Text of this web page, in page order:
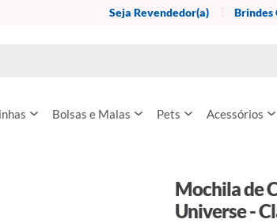
Seja Revendedor(a) Brindes
Bolsas e Malas Pets Acessórios
Mochila de
Universe -